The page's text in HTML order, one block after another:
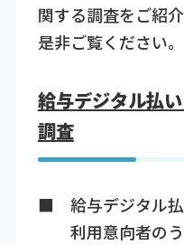
関する調査をご紹介
是非ご覧ください。
給与デジタル払
調査
■ 給与デジタル払
利用意向者のう